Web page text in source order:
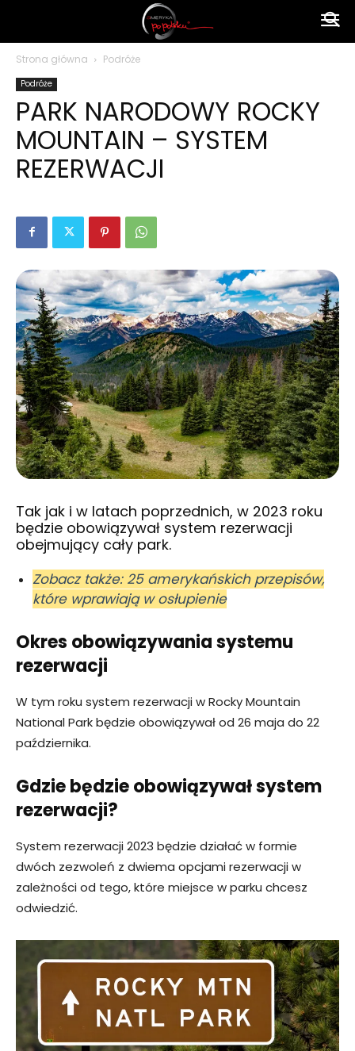
polsku
Strona główna Podróże
Podróże
PARK NARODOWY ROCKY
MOUNTAIN – SYSTEM
REZERWACJI
Tak jak i w latach poprzednich, w 2023 roku
będzie obowiązywał system rezerwacji
obejmujący cały park.
Zobacz także: 25 amerykańskich przepisów,
które wprawiają w osłupienie
Okres obowiązywania systemu
rezerwacji
W tym roku system rezerwacji w Rocky Mountain
National Park będzie obowiązywał od 26 maja do 22
października.
Gdzie będzie obowiązywał system
rezerwacji?
System rezerwacji 2023 będzie działać w formie
dwóch zezwoleń z dwiema opcjami rezerwacji w
zależności od tego, które miejsce w parku chcesz
odwiedzić.